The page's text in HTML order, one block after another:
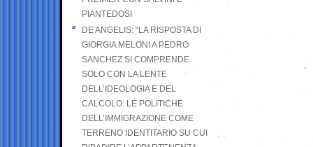
PIANTEDOSI
DE ANGELIS: “LA RISPOSTA DI
GIORGIA MELONI A PEDRO
SANCHEZ SI COMPRENDE
SOLO CON LA LENTE
DELL’IDEOLOGIA E DEL
CALCOLO: LE POLITICHE
DELL’IMMIGRAZIONE COME
TERRENO IDENTITARIO SU CUI